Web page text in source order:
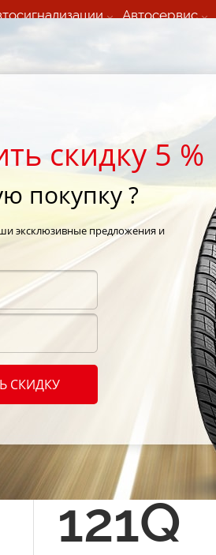
Автосервис
Road Venture MT KL71 305/70 R16 121Q
шины
Road
KL71
121Q
скидку 5 %
покупку ?
эксклюзивные предложения и
СКИДКУ